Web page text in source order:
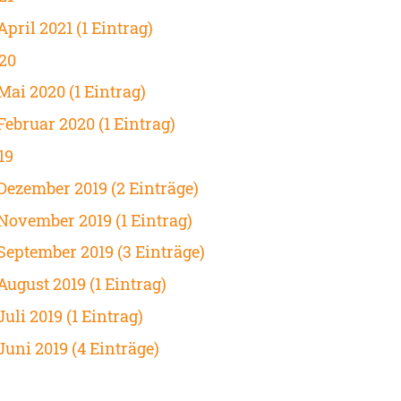
2021 (1 Eintrag)
2020 (1 Eintrag)
2020 (1 Eintrag)
2019 (2 Einträge)
2019 (1 Eintrag)
2019 (3 Einträge)
2019 (1 Eintrag)
2019 (1 Eintrag)
2019 (4 Einträge)